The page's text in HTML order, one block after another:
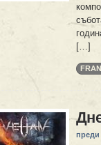
[…]
преди